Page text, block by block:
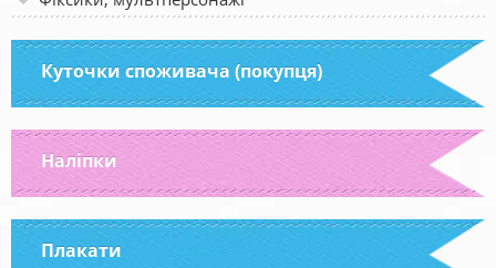
Куточки споживача (покупця)
Наліпки
Плакати